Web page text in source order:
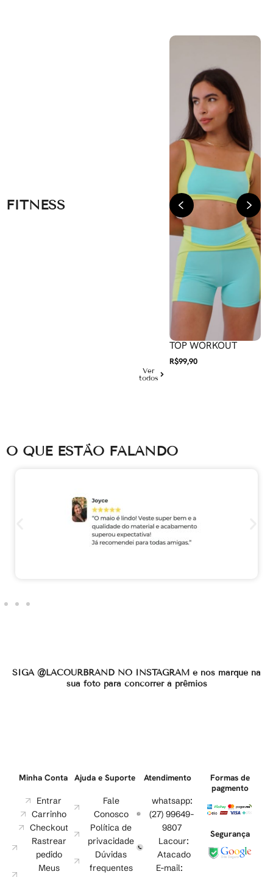
FITNESS
Ver
todos
TOP WORKOUT
R$99,90
O QUE ESTÃO FALANDO
SIGA @LACOURBRAND NO INSTAGRAM e nos marque na
sua foto para concorrer à prêmios
Minha Conta
Entrar
Carrinho
Checkout
Rastrear
pedido
Meus
Ajuda e Suporte
Fale
Conosco
Política de
privacidade
Dúvidas
frequentes
Atendimento
whatsapp:
(27) 99649-
9807
Lacour:
Atacado
E-mail:
Formas de
pagmento
Segurança